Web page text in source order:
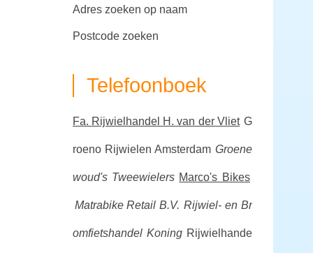
adres zoeken op naam
postcode zoeken
Telefoonboek
Fa. Rijwielhandel H. van der Vliet G
roeno Rijwielen Amsterdam Groene
woud's Tweewielers Marco's Bikes
Matrabike Retail B.V. Rijwiel- en Br
omfietshandel Koning Rijwielhande